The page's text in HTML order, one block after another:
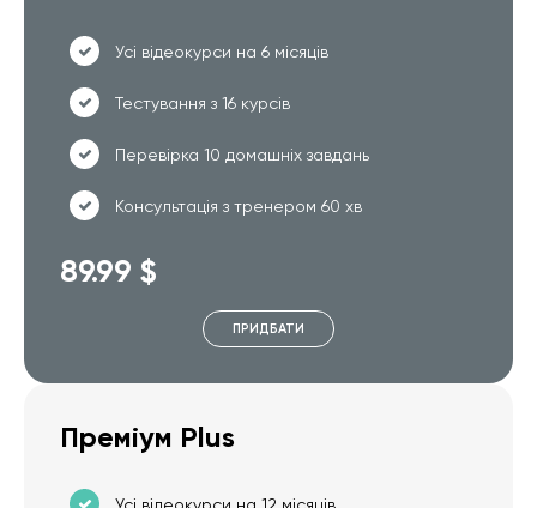
Усі відеокурси на 6 місяців
Тестування з 16 курсів
Перевірка 10 домашніх завдань
Консультація з тренером 60 хв
89.99 $
ПРИДБАТИ
Преміум Plus
Усі відеокурси на 12 місяців